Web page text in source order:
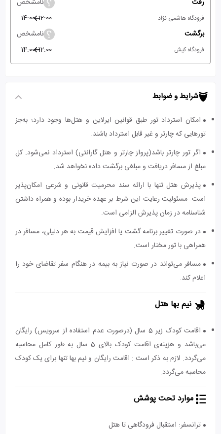
رفت نامشخص
فرودگاه هاشمی نژاد 12:00
14:00
برگشت
نامشخص
فرودگاه کیش 12:00
14:00
شرایط و ضوابط
امکان استرداد تور طبق قوانین ایرلاین و هتل‌ها وجود دارد؛ به‌جز
تورهایی که چارتر و غیر قابل استرداد باشند.
اگر تور چارتر باشد(پرواز چارتر و هتل گارانتی) استرداد نمی‌شود. کل
مبلغ از مسافر دریافت و مبلغی برگشت داده نخواهد شد.
پذیرش هتل تنها با ارائه سند محرمیت قانونی و شرعی امکان‌پذیر
است. مسئولیت رعایت این شرط بر عهده خریدار بوده و همراه داشتن
شناسنامه در زمان پذیرش الزامی است.
در صورت تغییر برنامه گشت یا افزایش قیمت به هر دلیلی، مسافر در
همراهی با تور مختار است.
مسافر می‌تواند در صورت نیاز به بیمه در هنگام سفر تقاضای خود را
اعلام کند.
نیم بها هتل
اقامت کودک زیر 5 سال (درصورت عدم استفاده از سرویس) رایگان
می‌باشد و هزینه‌ی اقامت کودک بالای 5 سال به طور کامل محاسبه
می‌گردد. لازم به ذکر است : اقامت رایگان و نیم بها تنها برای یک کودک
محاسبه می‌گردد.
موارد تحت پوشش
ترانسفر: استقبال فرودگاهی تا هتل